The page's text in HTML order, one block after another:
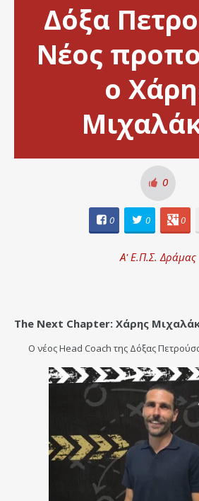
Δόξα
Νέος
ο
0
0 0 0
Α' Ε.Π.Σ. Δράμας
The Next Chapter: Χάρης
Ο νέος Head Coach της Δόξας